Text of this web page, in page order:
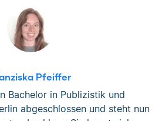
Pfeiffer
Bachelor in Publizistik und
abgeschlossen und steht nun